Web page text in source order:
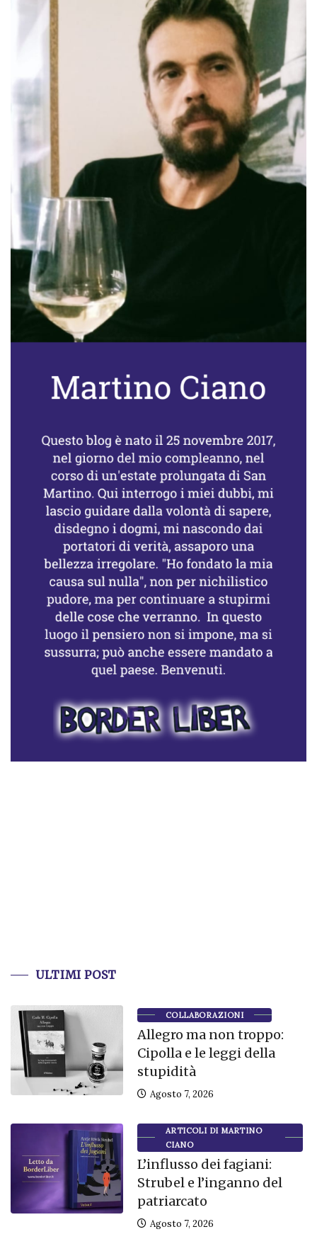
ULTIMI POST
COLLABORAZIONI
Allegro ma non troppo:
Cipolla e le leggi della
stupidità
Agosto 7, 2026
ARTICOLI DI MARTINO
CIANO
L’influsso dei fagiani:
Strubel e l’inganno del
patriarcato
Agosto 7, 2026